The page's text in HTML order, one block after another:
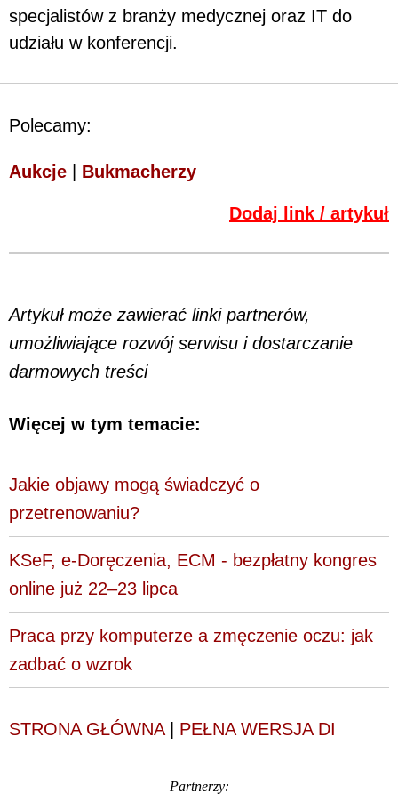
specjalistów z branży medycznej oraz IT do
udziału w konferencji.
Polecamy:
Aukcje Bukmacherzy
Dodaj link / artykuł
Artykuł może zawierać linki partnerów,
umożliwiające rozwój serwisu i dostarczanie
darmowych treści
Więcej w tym temacie:
Jakie objawy mogą świadczyć o
przetrenowaniu?
KSeF, e-Doręczenia, ECM - bezpłatny kongres
online już 22–23 lipca
Praca przy komputerze a zmęczenie oczu: jak
zadbać o wzrok
STRONA GŁÓWNA| PEŁNA WERSJA DI
Partnerzy: